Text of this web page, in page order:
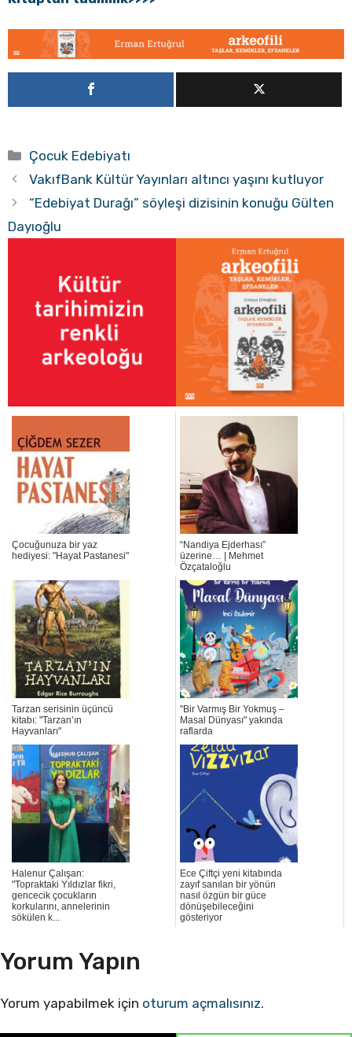
Kategoriler
Çocuk Edebiyatı
VakıfBank Kültür Yayınları altıncı yaşını kutluyor
“Edebiyat Durağı” söyleşi dizisinin konuğu Gülten
Dayıoğlu
Çocuğunuza bir yaz
hediyesi: "Hayat Pastanesi"
“Nandiya Ejderhası”
üzerine… | Mehmet
Özçataloğlu
Tarzan serisinin üçüncü
kitabı: "Tarzan’ın
Hayvanları"
"Bir Varmış Bir Yokmuş –
Masal Dünyası" yakında
raflarda
Halenur Çalışan:
"Topraktaki Yıldızlar fikri,
gencecik çocukların
korkularını, annelerinin
sökülen k...
Ece Çiftçi yeni kitabında
zayıf sanılan bir yönün
nasıl özgün bir güce
dönüşebileceğini
gösteriyor
Yorum Yapın
Yorum yapabilmek için oturum açmalısınız.